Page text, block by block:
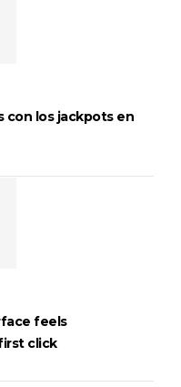
con los jackpots en
feels
click